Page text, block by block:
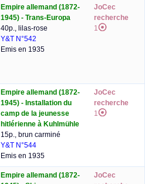
Empire allemand (1872-
1945) - Trans-Europa
40p., lilas-rose
Y&T N°542
Emis en 1935
JoCec
recherche
1
Empire allemand (1872-
1945) - Installation du
camp de la jeunesse
hitlérienne à Kuhlmühle
15p., brun carminé
Y&T N°544
Emis en 1935
JoCec
recherche
1
Empire allemand (1872-
JoCec